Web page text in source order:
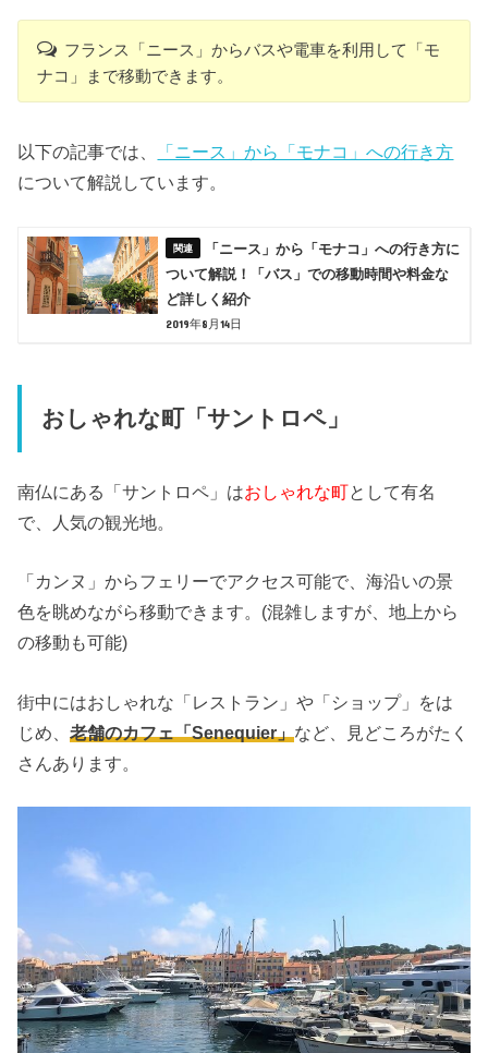
フランス「ニース」からバスや電車を利用して「モ
ナコ」まで移動できます。
以下の記事では、
「ニース」から「モナコ」への行き方
について解説しています。
「ニース」から「モナコ」への行き方に
ついて解説！「バス」での移動時間や料金な
ど詳しく紹介
2019年8月14日
おしゃれな町「サントロペ」
南仏にある「サントロペ」はおしゃれな町として有名
で、人気の観光地。
「カンヌ」からフェリーでアクセス可能で、海沿いの景
色を眺めながら移動できます。(混雑しますが、地上から
の移動も可能)
街中にはおしゃれな「レストラン」や「ショップ」をは
じめ、老舗のカフェ「Senequier」 など、見どころがたく
さんあります。